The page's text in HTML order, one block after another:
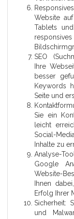
Website
Tablets
SEO
Ihre
besser
Keywords
Seite und
Sie ein
leicht
Social-
Inhalte zu
Analyse-
Google
Website-
Ihnen
Erfolg Ihrer
Sicherheit:
und